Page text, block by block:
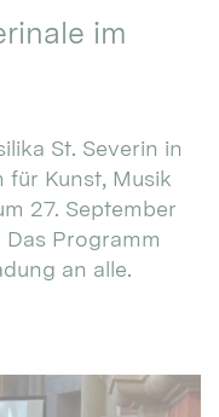
im
St. Severin in
für Kunst, Musik
27. September
Programm
an alle.